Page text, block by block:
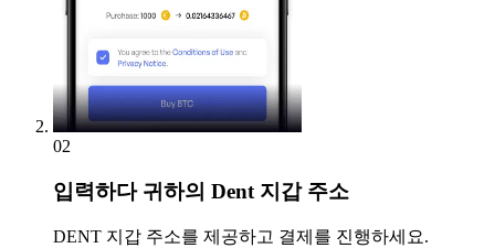
02
입력하다귀하의 Dent 지갑 주소
DENT 지갑 주소를 제공하고 결제를 진행하세요.